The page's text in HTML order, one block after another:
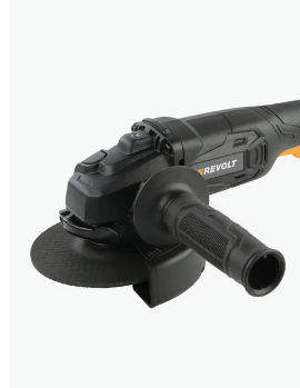
Revolt flux 18v
multikutter
299